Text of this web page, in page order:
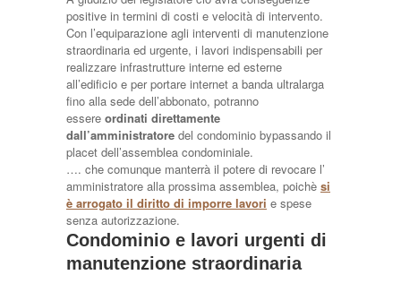
positive in termini di costi e velocità di intervento.
Con l’equiparazione agli interventi di manutenzione
straordinaria ed urgente, i lavori indispensabili per
realizzare infrastrutture interne ed esterne
all’edificio e per portare internet a banda ultralarga
fino alla sede dell’abbonato, potranno
essere ordinati direttamente
dall’amministratore del condominio bypassando il
placet dell’assemblea condominiale.
…. che comunque manterrà il potere di revocare l’
amministratore alla prossima assemblea, poichè si
è arrogato il diritto di imporre lavori e spese
senza autorizzazione.
Condominio e lavori urgenti di
manutenzione straordinaria